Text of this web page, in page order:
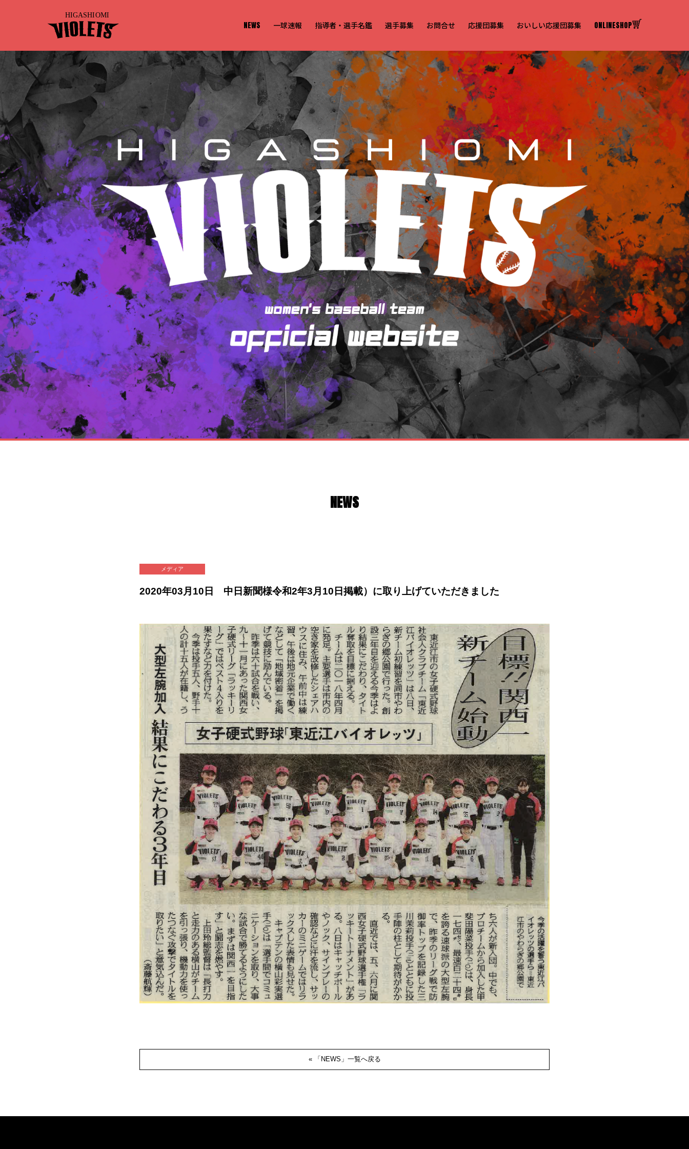
NEWS 一球速報 指導者・選手名鑑 選手募集 お問合せ 応援団募集 おいしい応援団募集 ONLINESHOP
NEWS
メディア
2020年03月10日 中日新聞様令和2年3月10日掲載）に取り上げていただきました
« 「NEWS」一覧へ戻る